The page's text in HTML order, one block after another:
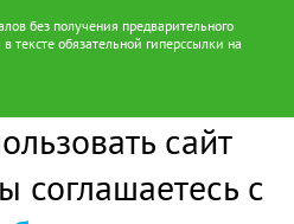
без получения предварительного
тексте обязательной гиперссылки на
сайт
соглашаетесь с